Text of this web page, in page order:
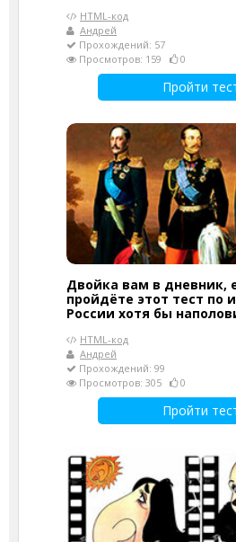
HTML-код
Андрей
Прохождений: 57
Просмотров: 159
0
Пройти
Двойка вам в дневник,
пройдёте этот тест по
России хотя бы
HTML-код
Андрей
Прохождений: 99
Просмотров: 305
0
Пройти